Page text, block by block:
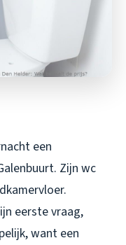
een
Zijn wc
eerste vraag,
want een